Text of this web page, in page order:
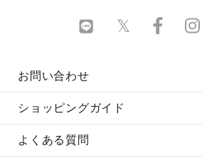
お問い合わせ
ショッピングガイド
よくある質問